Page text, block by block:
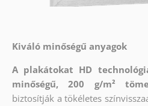
Kiváló minőségű anyagok
A plakátokat HD
minőségű, 200 g/m²
biztosítják a tökéletes